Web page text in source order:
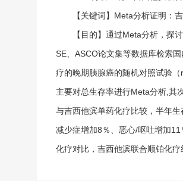
【关键词】Meta分析证明：
【目的】通过Meta分析，探
SE、ASCO论文集等数据库检索
疗的晚期胰腺癌的随机对照试验
主要对总生存率进行Meta分析,其
与吉西他滨单药化疗比较，半年
减少症增加8％、恶心/呕吐增加
化疗对比，吉西他滨联合顺铂化疗